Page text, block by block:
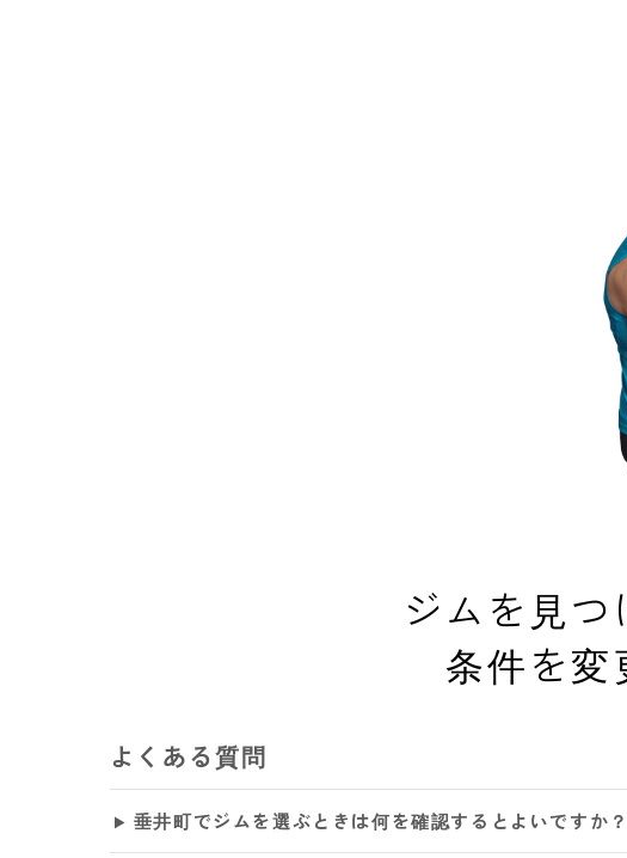
ジムを見つ
条件を変
よくある質問
垂井町でジムを選ぶときは何を確認するとよいですか？